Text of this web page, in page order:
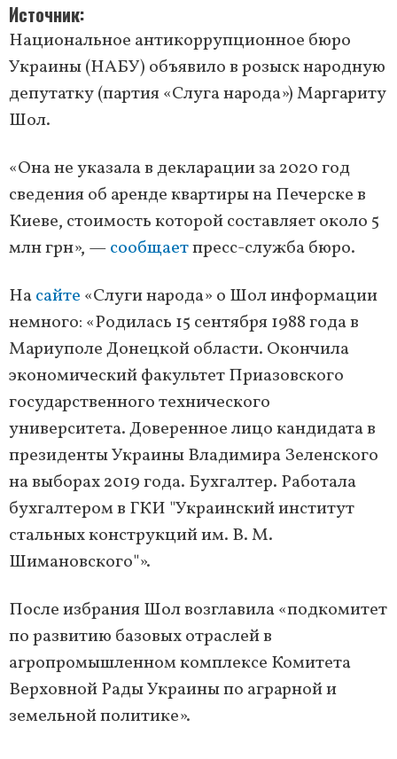
Источник
Национальное антикоррупционное бюро
Украины (НАБУ) объявило в розыск народную
депутатку (партия «Слуга народа») Маргариту
Шол.
«Она не указала в декларации за 2020 год
сведения об аренде квартиры на Печерске в
Киеве, стоимость которой составляет около 5
млн грн», —сообщаетпресс-служба бюро.
Насайте «Слуги народа» о Шол информации
немного: «Родилась 15 сентября 1988 года в
Мариуполе Донецкой области. Окончила
экономический факультет Приазовского
государственного технического
университета. Доверенное лицо кандидата в
президенты Украины Владимира Зеленского
на выборах 2019 года. Бухгалтер. Работала
бухгалтером в ГКИ "Украинский институт
стальных конструкций им. В. М.
Шимановского"».
После избрания Шол возглавила «подкомитет
по развитию базовых отраслей в
агропромышленном комплексе Комитета
Верховной Рады Украины по аграрной и
земельной политике».